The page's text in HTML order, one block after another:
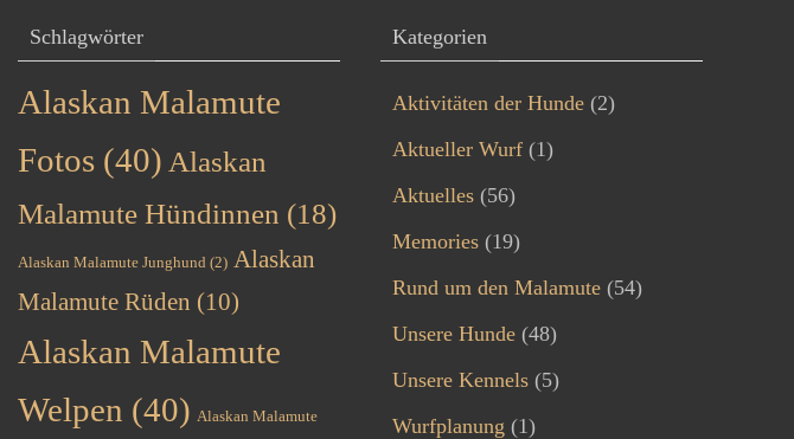
Schlagwörter
Alaskan Malamute
Fotos (40) Alaskan
Malamute Hündinnen (18)
Alaskan Malamute Junghund (2) Alaskan
Malamute Rüden (10)
Alaskan Malamute
Welpen (40) Alaskan Malamute
Kategorien
Aktivitäten der Hunde (2)
Aktueller Wurf (1)
Aktuelles (56)
Memories (19)
Rund um den Malamute (54)
Unsere Hunde (48)
Unsere Kennels (5)
Wurfplanung (1)